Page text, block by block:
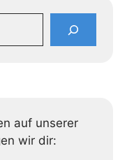
auf unserer
wir dir: